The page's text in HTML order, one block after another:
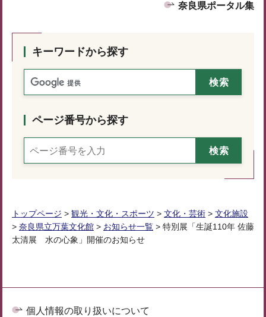
奈良県ポータル集
キーワードから探す
ページ番号から探す
トップページ > 観光・文化・スポーツ > 文化・芸術 > 文化施設
> 奈良県立万葉文化館 > お知らせ一覧 > 特別展「生誕110年 佐藤
太清展 水の心象」開催のお知らせ
個人情報の取り扱いについて